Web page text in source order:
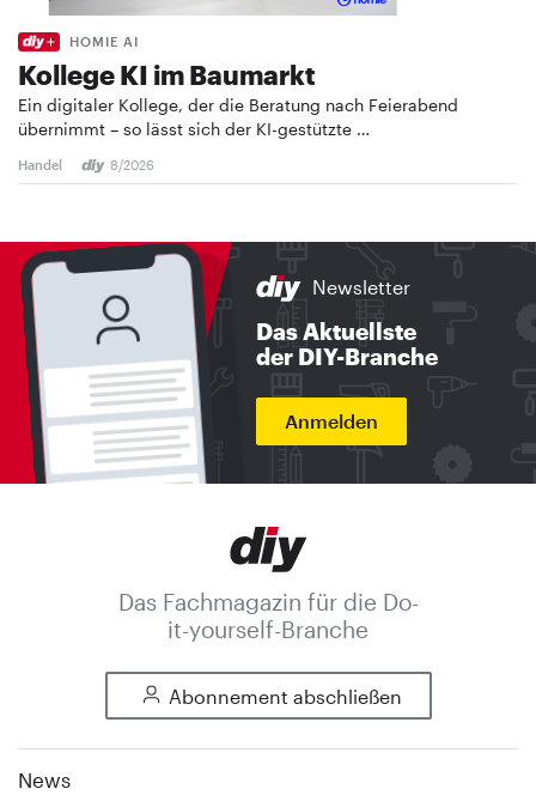
HOMIE AI
Kollege KI im Baumarkt
Ein digitaler Kollege, der die Beratung nach Feierabend
übernimmt – so lässt sich der KI-gestützte …
Handel 8/2026
Newsletter
Das Aktuellste
der DIY-Branche
Anmelden
Das Fachmagazin für die Do-
it-yourself-Branche
Abonnement abschließen
News